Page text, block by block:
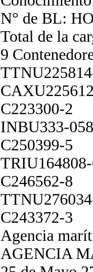
N° de BL:
Total de la
9
C223300-2
INBU333-
C250399-5
C246562-8
C243372-3
Agencia
AGENCIA